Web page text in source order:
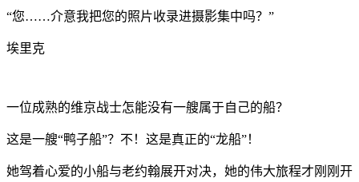
“您……介意我把您的照片收录进摄影集中吗？”
埃里克
一位成熟的维京战士怎能没有一艘属于自己的船？
这是一艘“鸭子船”？不！这是真正的“龙船”！
她驾着心爱的小船与老约翰展开对决，她的伟大旅程才刚刚开